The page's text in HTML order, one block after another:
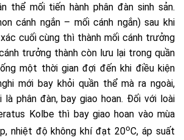
thể mối tiến hành phân đàn sinh sản.
cánh ngắn – mối cánh ngắn) sau khi
cuối cùng thì thành mối cánh trưởng
trưởng thành còn lưu lại trong quần
một thời gian đợi đến khi điều kiện
mới bay khỏi quần thể mà ra ngoài,
phân đàn, bay giao hoan. Đối với loài
Kolbe thì bay giao hoan vào mùa
nhiệt độ không khí đạt 20oC, áp suất